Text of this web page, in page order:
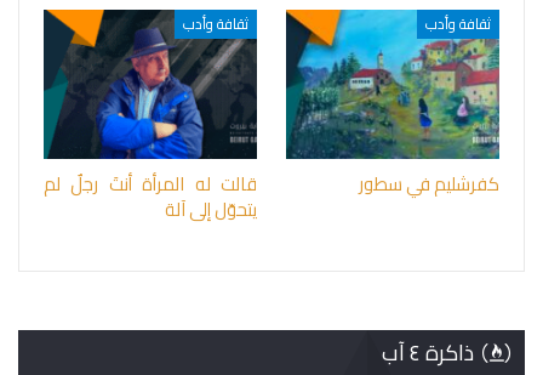
ثقافة وأدب
كفرشليم في سطور
ثقافة وأدب
قالت له المرأة أنتَ رجلٌ لم
يتحوّل إلى آلة
ذاكرة ٤ آب